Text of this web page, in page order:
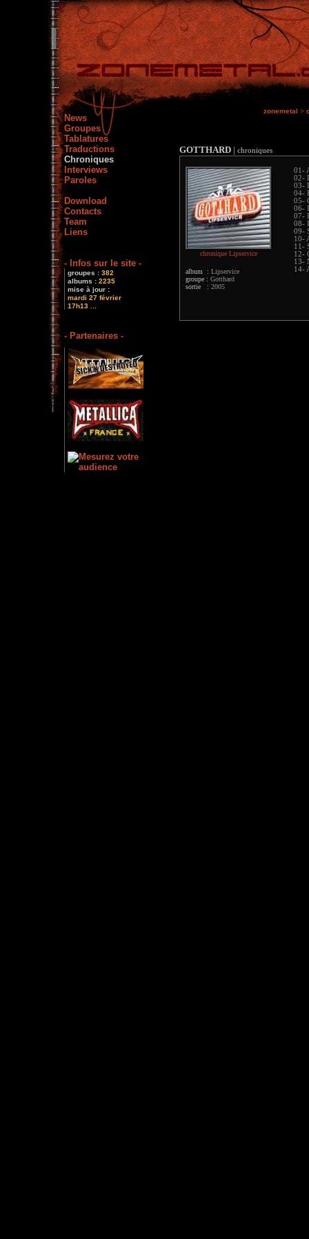
News
Groupes
Tablatures
Traductions
Chroniques
Interviews
Paroles
Download
Contacts
Team
Liens
- Infos sur le site -
groupes : 382
albums : 2235
mise à jour :
mardi 27 février
17h13 ...
- Partenaires -
zonemetal >
GOTTHARD | chroniques
chronique Lipservice
album : Lipservice
groupe : Gotthard
sortie : 2005
01-
02-
03-
04-
05-
06-
07-
08-
09-
10-
11-
12-
13-
14-